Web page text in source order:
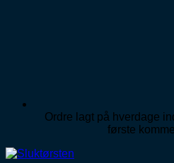
Ordre lagt på hverdage
første